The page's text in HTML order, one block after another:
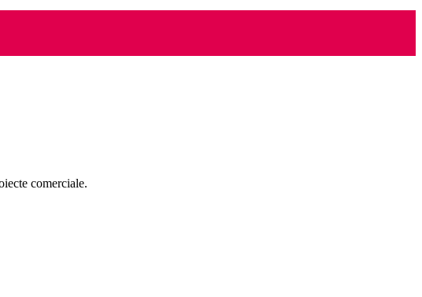
comerciale.